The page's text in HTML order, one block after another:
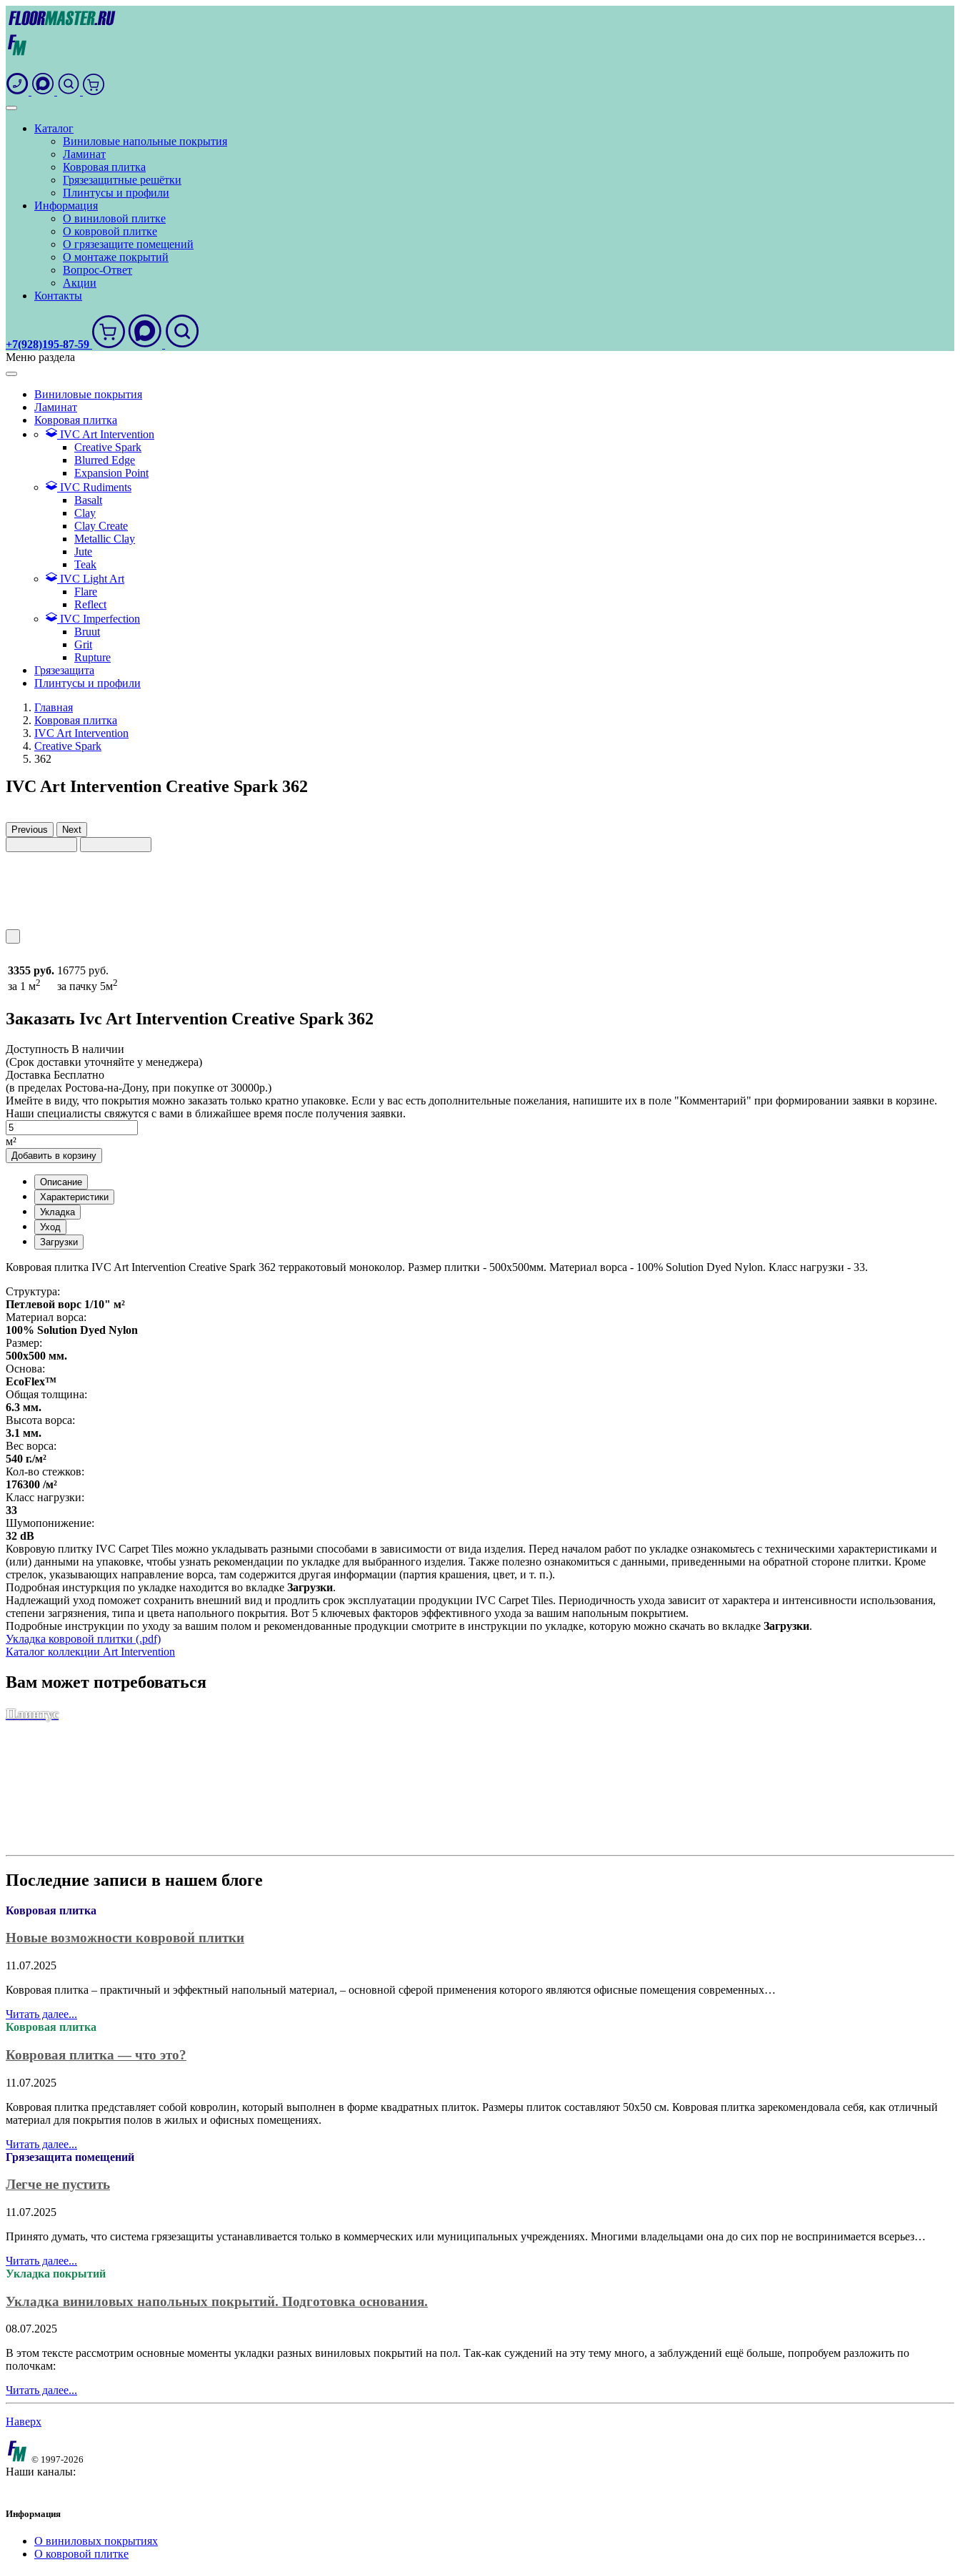
Каталог
Виниловые напольные покрытия
Ламинат
Ковровая плитка
Грязезащитные решётки
Плинтусы и профили
Информация
О виниловой плитке
О ковровой плитке
О грязезащите помещений
О монтаже покрытий
Вопрос-Ответ
Акции
Контакты
+7(928)195-87-59
Меню раздела
Виниловые покрытия
Ламинат
Ковровая плитка
IVC Art Intervention
Creative Spark
Blurred Edge
Expansion Point
IVC Rudiments
Basalt
Clay
Clay Create
Metallic Clay
Jute
Teak
IVC Light Art
Flare
Reflect
IVC Imperfection
Bruut
Grit
Rupture
Грязезащита
Плинтусы и профили
Главная
Ковровая плитка
IVC Art Intervention
Creative Spark
362
IVC Art Intervention Creative Spark 362
Previous Next
3355 руб.
за 1 м2
16775 руб.
за пачку 5м2
Заказать Ivc Art Intervention Creative Spark 362
Доcтупность В наличии
(Срок доставки уточняйте у менеджера)
Доставка Бесплатно
(в пределах Ростова-на-Дону, при покупке от 30000р.)
Имейте в виду, что покрытия можно заказать только кратно упаковке. Если у вас есть дополнительные пожелания, напишите их в поле "Комментарий" при формировании заявки в корзине.
Наши специалисты свяжутся с вами в ближайшее время после получения заявки.
м²
Добавить в корзину
Описание
Характеристики
Укладка
Уход
Загрузки
Ковровая плитка IVC Art Intervention Creative Spark 362 терракотовый моноколор. Размер плитки - 500х500мм. Материал ворса - 100% Solution Dyed Nylon. Класс нагрузки - 33.
Структура:
Петлевой ворс 1/10" м²
Материал ворса:
100% Solution Dyed Nylon
Размер:
500x500 мм.
Основа:
EcoFlex™
Общая толщина:
6.3 мм.
Высота ворса:
3.1 мм.
Вес ворса:
540 г./м²
Кол-во стежков:
176300 /м²
Класс нагрузки:
33
Шумопонижение:
32 dB
Ковровую плитку IVC Carpet Tiles можно укладывать разными способами в зависимости от вида изделия. Перед началом работ по укладке ознакомьтесь с техническими характеристиками и
(или) данными на упаковке, чтобы узнать рекомендации по укладке для выбранного изделия. Также полезно ознакомиться с данными, приведенными на обратной стороне плитки. Кроме
стрелок, указывающих направление ворса, там содержится другая информации (партия крашения, цвет, и т. п.).
Подробная инстуркция по укладке находится во вкладке Загрузки.
Надлежащий уход поможет сохранить внешний вид и продлить срок эксплуатации продукции IVC Carpet Tiles. Периодичность ухода зависит от характера и интенсивности использования,
степени загрязнения, типа и цвета напольного покрытия. Вот 5 ключевых факторов эффективного ухода за вашим напольным покрытием.
Подробные инструкции по уходу за вашим полом и рекомендованные продукции смотрите в инструкции по укладке, которую можно скачать во вкладке Загрузки.
Укладка ковровой плитки (.pdf)
Каталог коллекции Art Intervention
Вам может потребоваться
Плинтус
Последние записи в нашем блоге
Ковровая плитка
Новые возможности ковровой плитки
11.07.2025
Ковровая плитка – практичный и эффектный напольный материал, – основной сферой применения которого являются офисные помещения современных…
Читать далее...
Ковровая плитка
Ковровая плитка — что это?
11.07.2025
Ковровая плитка представляет собой ковролин, который выполнен в форме квадратных плиток. Размеры плиток составляют 50х50 см. Ковровая плитка зарекомендовала себя, как отличный
материал для покрытия полов в жилых и офисных помещениях.
Читать далее...
Грязезащита помещений
Легче не пустить
11.07.2025
Принято думать, что система грязезащиты устанавливается только в коммерческих или муниципальных учреждениях. Многими владельцами она до сих пор не воспринимается всерьез…
Читать далее...
Укладка покрытий
Укладка виниловых напольных покрытий. Подготовка основания.
08.07.2025
В этом тексте рассмотрим основные моменты укладки разных виниловых покрытий на пол. Так-как суждений на эту тему много, а заблуждений ещё больше, попробуем разложить по
полочкам:
Читать далее...
Наверх
© 1997-2026
Наши каналы:
Информация
О виниловых покрытиях
О ковровой плитке